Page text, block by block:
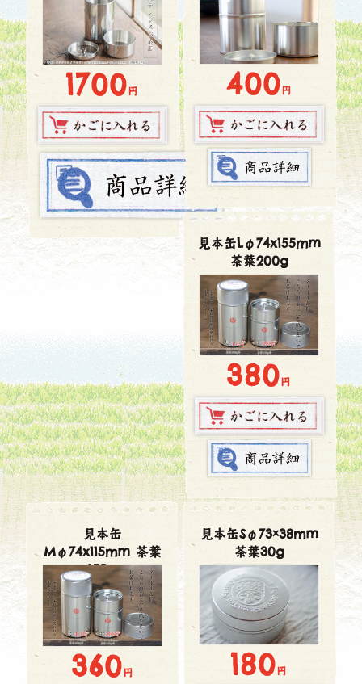
1700円 400円
見本缶Lφ74x155mm
茶葉200g
380円
見本缶
Mφ74x115mm 茶葉
150g
360円
見本缶Sφ73×38mm
茶葉30g
180円